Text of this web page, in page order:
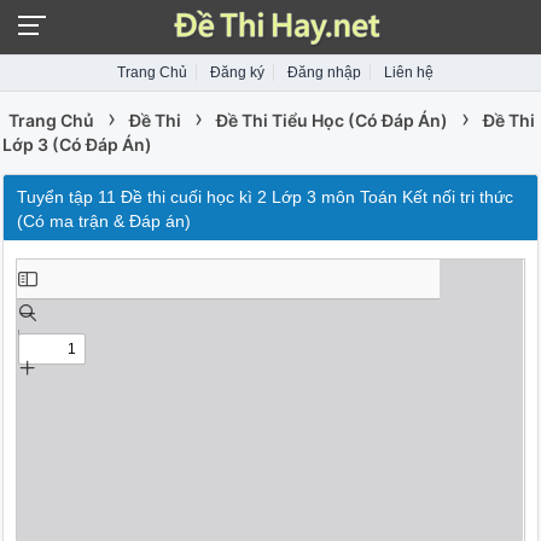
Trang Chủ Đăng ký Đăng nhập Liên hệ
Trang Chủ › Đề Thi › Đề Thi Tiểu Học (Có Đáp Án) ›
Đề Thi
Lớp 3 (Có Đáp Án)
Tuyển tập 11 Đề thi cuối học kì 2 Lớp 3 môn Toán Kết nối tri thức
(Có ma trận & Đáp án)